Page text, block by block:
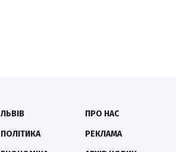
ЛЬВІВ
ПОЛІТИКА
ПРО НАС
РЕКЛАМА